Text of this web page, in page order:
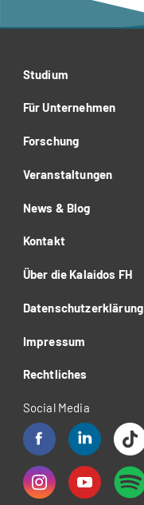
Studium
Für Unternehmen
Forschung
Veranstaltungen
News & Blog
Kontakt
Über die Kalaidos FH
Datenschutzerklärung
Impressum
Rechtliches
Social Media